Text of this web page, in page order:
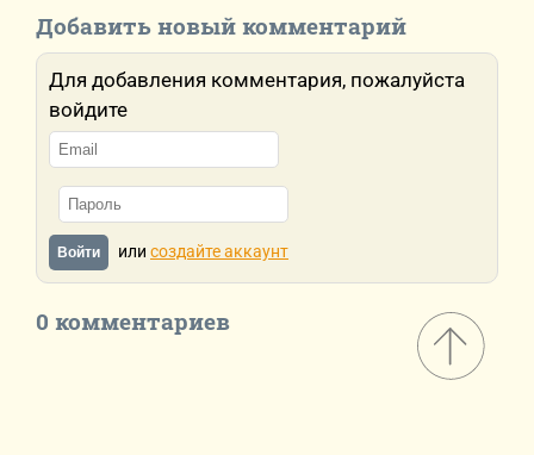
Добавить новый комментарий
Для добавления комментария, пожалуйста
войдите
Войти или создайте аккаунт
0 комментариев